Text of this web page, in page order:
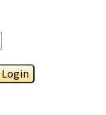
Login